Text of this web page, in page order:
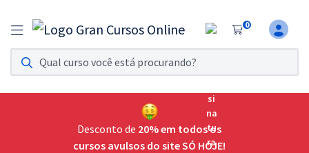
0
Assinatura Ilimitada 11
Acesso a todos os cursos. Teste grátis por 7 dias!
Assinatura OAB Até Passar
Acesso ilimitado a toda preparação para o Exame da
Desconto de 20% em todos os
cursos avulsos do site SÓ HOJE!